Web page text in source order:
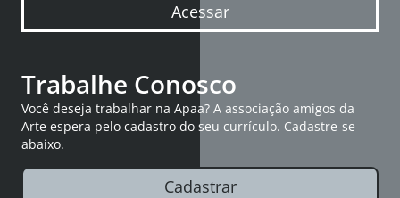
Acessar
Trabalhe Conosco
Você deseja trabalhar na Apaa? A associação amigos da
Arte espera pelo cadastro do seu currículo. Cadastre-se
abaixo.
Cadastrar